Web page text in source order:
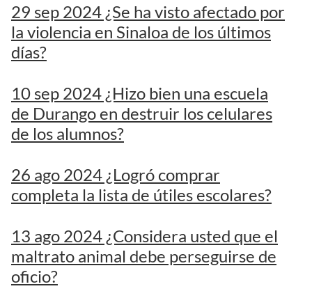
29 sep 2024 ¿Se ha visto afectado por
la violencia en Sinaloa de los últimos
días?
10 sep 2024 ¿Hizo bien una escuela
de Durango en destruir los celulares
de los alumnos?
26 ago 2024 ¿Logró comprar
completa la lista de útiles escolares?
13 ago 2024 ¿Considera usted que el
maltrato animal debe perseguirse de
oficio?